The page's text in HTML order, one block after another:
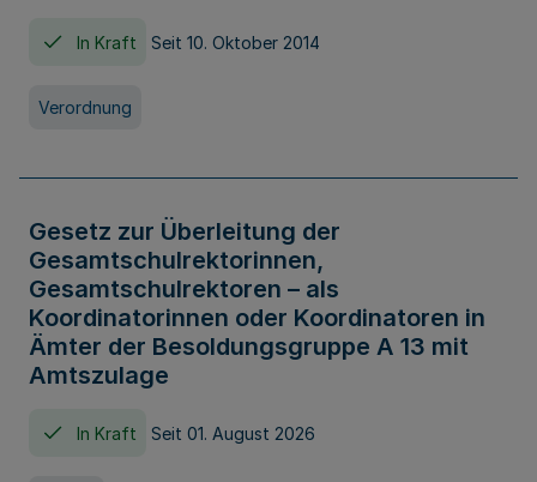
In Kraft Seit 10. Oktober 2014
Verordnung
Gesetz zur Überleitung der
Gesamtschulrektorinnen,
Gesamtschulrektoren – als
Koordinatorinnen oder Koordinatoren in
Ämter der Besoldungsgruppe A 13 mit
Amtszulage
In Kraft Seit 01. August 2026